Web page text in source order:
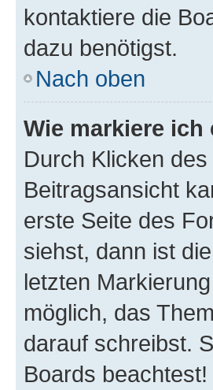
kontaktiere die
dazu benötigst.
Nach oben
Wie markiere ich
Durch Klicken
Beitragsansicht
erste Seite des
siehst, dann ist
letzten
möglich, das
darauf schreibst.
Boards